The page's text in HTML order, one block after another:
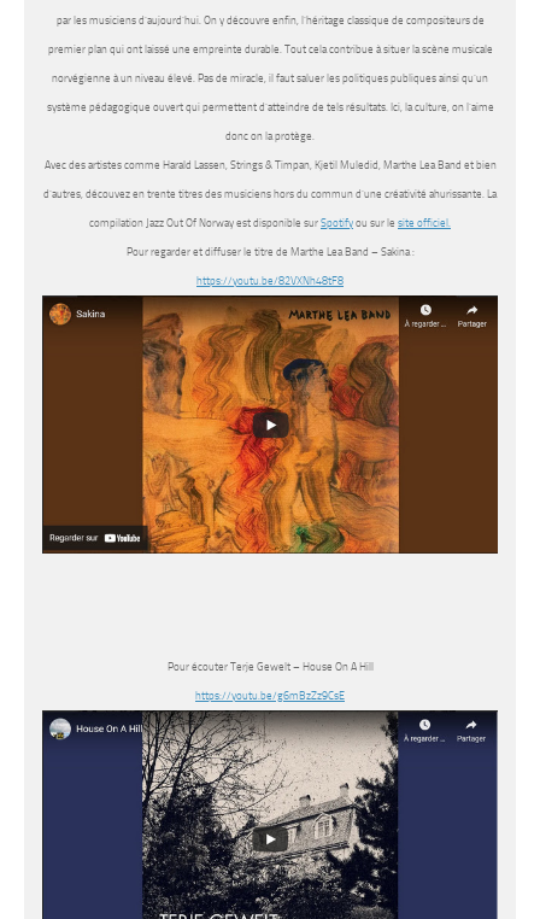
par les musiciens d’aujourd’hui. On y découvre enfin, l’héritage classique de compositeurs de
premier plan qui ont laissé une empreinte durable. Tout cela contribue à situer la scène musicale
norvégienne à un niveau élevé. Pas de miracle, il faut saluer les politiques publiques ainsi qu’un
système pédagogique ouvert qui permettent d’atteindre de tels résultats. Ici, la culture, on l’aime
donc on la protège.
Avec des artistes comme Harald Lassen, Strings & Timpan, Kjetil Muledid, Marthe Lea Band et bien
d’autres, découvez en trente titres des musiciens hors du commun d’une créativité ahurissante. La
compilation Jazz Out Of Norway est disponible sur Spotify ou sur le site officiel.
Pour regarder et diffuser le titre de Marthe Lea Band – Sakina :
https://youtu.be/82VXNh48tF8
Pour écouter Terje Gewelt – House On A Hill
https://youtu.be/g6mBzZz9CsE